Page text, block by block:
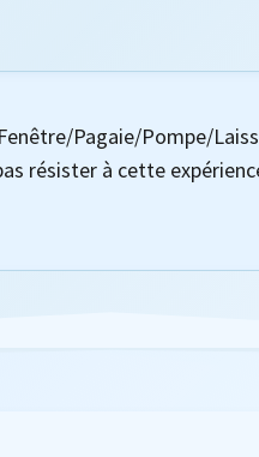
Pagaie/Pompe/
résister à cette